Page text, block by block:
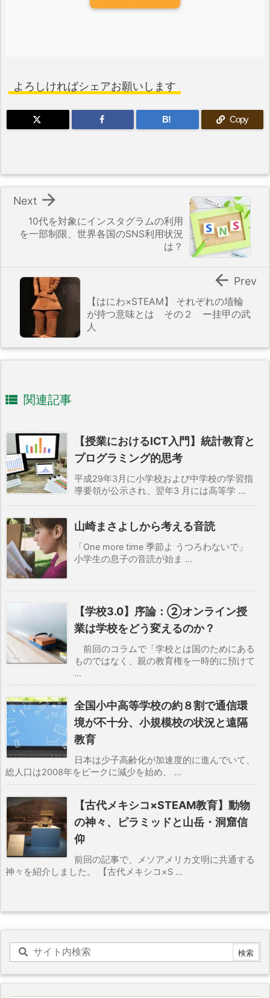
よろしければシェアお願いします
B! Copy
10代を対象にインスタグラムの利用
を一部制限、世界各国のSNS利用状況
は？

Next
【はにわ×STEAM】 それぞれの埴輪
が持つ意味とは その２ ー挂甲の武
人
 Prev
 関連記事
【授業におけるICT入門】統計教育と
プログラミング的思考
平成29年3月に小学校および中学校の学習指
導要領が公示され、翌年3 月には高等学 ...
山崎まさよしから考える音読
「One more time 季節よ うつろわないで」
小学生の息子の音読が始ま ...
【学校3.0】序論：②オンライン授
業は学校をどう変えるのか？
前回のコラムで「学校とは国のためにある
ものではなく、親の教育権を一時的に預けて
...
全国小中高等学校の約８割で通信環
境が不十分、小規模校の状況と遠隔
教育
日本は少子高齢化が加速度的に進んでいて、
総人口は2008年をピークに減少を始め、 ...
【古代メキシコ×STEAM教育】動物
の神々、ピラミッドと山岳・洞窟信
仰
前回の記事で、メソアメリカ文明に共通する
神々を紹介しました。 【古代メキシコ×S ...